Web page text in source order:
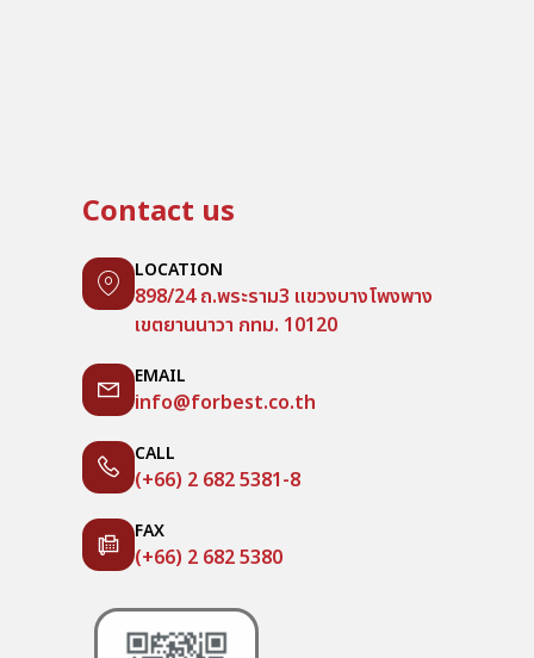
Contact us
LOCATION
898/24 ถ.พระราม3 แขวงบางโพงพาง
เขตยานนาวา กทม. 10120
EMAIL
info@forbest.co.th
CALL
(+66) 2 682 5381-8
FAX
(+66) 2 682 5380